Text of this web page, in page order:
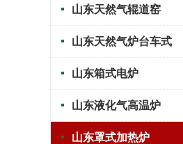
山东天然气辊道窑
山东天然气炉台车式
山东箱式电炉
山东液化气高温炉
山东罩式加热炉